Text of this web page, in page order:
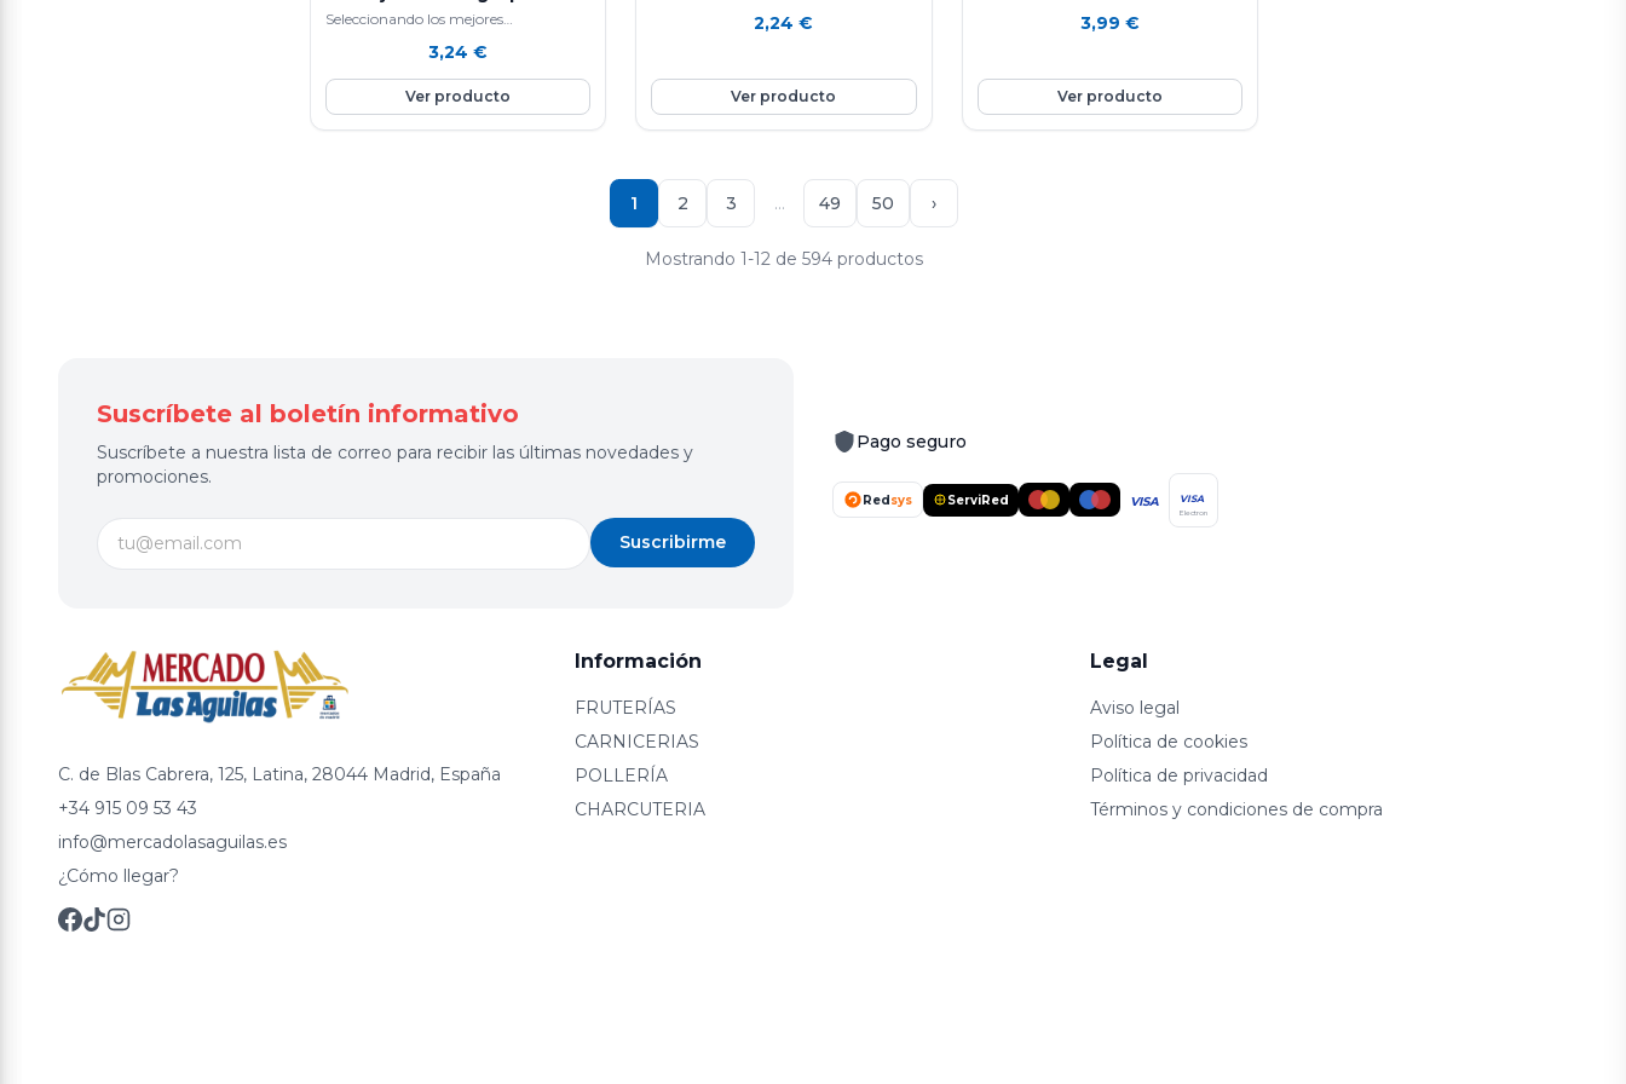
Seleccionando los mejores
de elaboración diaria que hacen que
nuestras…
3,24€
Ver producto
nutritiva e hidratante ya que está
aporta vitamina E y C, rica en fibra y
en potasio. Favorece la eliminación de
líquidos y mejora el tránsito intestinal.
2,24€
Ver producto
3,99 €
Ver producto
1 2 3 … 49 50 ›
Mostrando 1-12 de 594 productos
Suscríbete al boletín informativo
Suscríbete a nuestra lista de correo para recibir las últimas novedades y
promociones.
Suscribirme
Pago seguro
Redsys ServiRed VISA VISA
Electron
C. de Blas Cabrera, 125, Latina, 28044 Madrid, España
+34 915 09 53 43
info@mercadolasaguilas.es
¿Cómo llegar?
Información
FRUTERÍAS
CARNICERIAS
POLLERÍA
CHARCUTERIA
Legal
Aviso legal
Política de cookies
Política de privacidad
Términos y condiciones de compra